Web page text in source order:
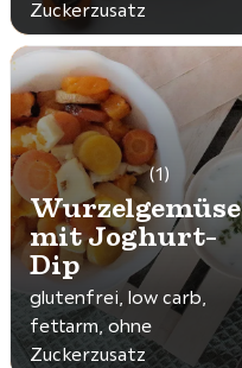
Zuckerzusatz
(1)
Wurzelgemüse
mit Joghurt-
Dip
glutenfrei, low carb,
fettarm, ohne
Zuckerzusatz